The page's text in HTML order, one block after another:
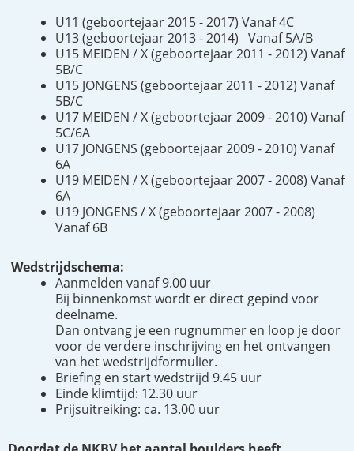
U11 (geboortejaar 2015 - 2017) Vanaf 4C
U13 (geboortejaar 2013 - 2014) Vanaf 5A/B
U15 MEIDEN / X (geboortejaar 2011 - 2012) Vanaf
5B/C
U15 JONGENS (geboortejaar 2011 - 2012) Vanaf
5B/C
U17 MEIDEN / X (geboortejaar 2009 - 2010) Vanaf
5C/6A
U17 JONGENS (geboortejaar 2009 - 2010) Vanaf
6A
U19 MEIDEN / X (geboortejaar 2007 - 2008) Vanaf
6A
U19 JONGENS / X (geboortejaar 2007 - 2008)
Vanaf 6B
Wedstrijdschema:
Aanmelden vanaf 9.00 uur
Bij binnenkomst wordt er direct gepind voor
deelname.
Dan ontvang je een rugnummer en loop je door
voor de verdere inschrijving en het ontvangen
van het wedstrijdformulier.
Briefing en start wedstrijd 9.45 uur
Einde klimtijd: 12.30 uur
Prijsuitreiking: ca. 13.00 uur